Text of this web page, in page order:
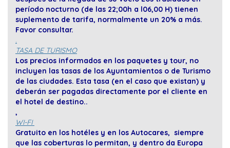
período nocturno (de las 22;00h a l06,00 H) tienen
suplemento de tarifa, normalmente un 20% a más.
Favor consultar.
.
TASA DE TURISMO
Los precios informados en los paquetes y tour, no
incluyen las tasas de los Ayuntamientos o de Turismo
de las ciudades. Esta tasa (en el caso que existan) y
deberán ser pagadas directamente por el cliente en
el hotel de destino..
,
WI-FI
Gratuito en los hotéles y en los Autocares, siempre
que las coberturas lo permitan, y dentro da Europa